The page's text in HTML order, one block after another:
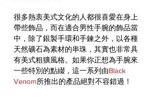
很多熱衷美式文化的人都很喜愛在身上
帶些飾品，而在適合男性手腕的飾品當
中，除了銀製手環和手鍊之外，以各種
天然礦石為素材的串珠，其實也非常具
有美式粗獷風格。如果你正想為手腕來
一些特別的點綴，這一系列由Black
Venom所推出的產品絕對不容錯過！